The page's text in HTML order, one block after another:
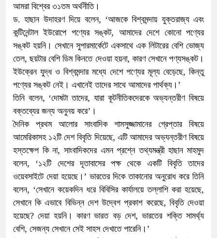
আমরা বিশ্বের ৩১তম অর্থনীতি।
ড. হাছান উদাহরণ দিয়ে বলেন, ‘আজকে বিশ্বমন্দায় যুক্তরাজ্য এবং
কন্টিনেন্টাল ইউরোপে পণ্যের সঙ্কট, আমাদের দেশে কোনো পণ্যের
সঙ্কট হয়নি। সেখানে সুপারমার্কেটে একসাথে এক লিটারের বেশি ভোজ্য
তেল, ছয়টার বেশি ডিম কিনতে দেওয়া হয়না, কারণ সেখানে পণ্যসঙ্কট।
ইউক্রেন যুদ্ধ ও বিশ্বমন্দার মধ্যে দেশে পণ্যের মূল্য বেড়েছে, কিন্তু
পণ্যের সঙ্কট নেই। এখানেই তাদের সাথে আমাদের পার্থক্য।’
তিনি বলেন, ‘দোষটা তাদের, যারা কূটনীতিকদেরকে অভ্যন্তরীণ বিষয়ে
বক্তব্যের জন্য অনুনয় করে’।
দৈনিক প্রথম আলোর সাংবাদিক শামসুজ্জামানের গ্রেপ্তার বিষয়ে
আমেরিকাসহ ১২টি দেশ বিবৃতি দিয়েছে, এটি আমাদের অভ্যন্তরীণ বিষয়ে
হস্তক্ষেপ কি না, সাংবাদিকদের এমন প্রশ্নে তথ্যমন্ত্রী হাছান মাহমুদ
বলেন, ‘১২টি দেশের দূতাবাসের পক্ষ থেকে একটি বিবৃতি তাদের
ওয়েবসাইটে দেয়া হয়েছে।’ ভারতের দিকে তাকানোর অনুরোধ করে তিনি
বলেন, ‘সেখানে কয়েকদিন ধরে বিবিসির কার্যালয়ে তল্লাশি করা হয়েছে,
সেখানে কি এভাবে বিভিন্ন দেশ উদ্বেগ প্রকাশ করেছে, বিবৃতি দেওয়া
হয়েছে? দেয়া হয়নি। কারণ ভারত বড় দেশ, ভারতের শক্তি সামর্থ্য
বেশি, সেজন্য সেখানে সেই সাহস দেখাতে পারেনি।’